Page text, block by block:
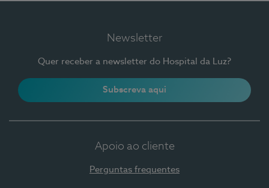
Newsletter
Quer receber a newsletter do Hospital da Luz?
Subscreva aqui
Apoio ao cliente
Perguntas frequentes